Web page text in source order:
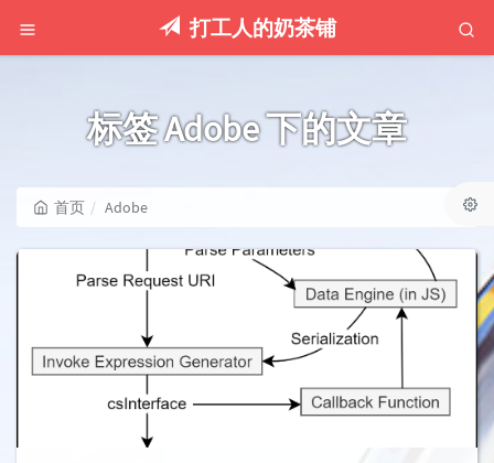
打工人的奶茶铺
标签 Adobe 下的文章
首页 Adobe